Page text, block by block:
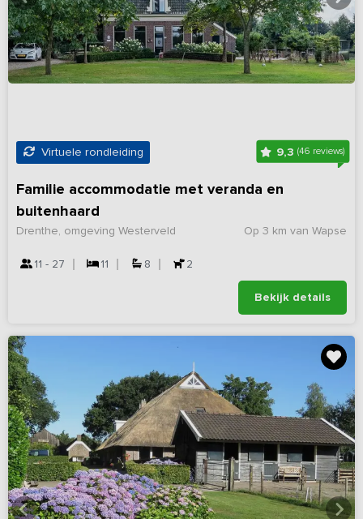
Virtuele rondleiding 9,3 (46 reviews)
Familie accommodatie met veranda en
buitenhaard
Op 3 km van Wapse
Drenthe, omgeving Westerveld
11 - 27 11 8 2
Bekijk details